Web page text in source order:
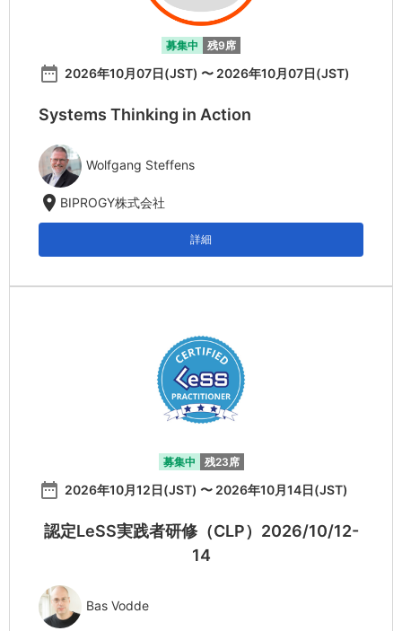
募集中 残9席
date_range 2026年10月07日(JST) 〜 2026年10月07日(JST)
Systems Thinking in Action
Wolfgang Steffens
location_on BIPROGY株式会社
詳細
募集中 残23席
date_range 2026年10月12日(JST) 〜 2026年10月14日(JST)
認定LeSS実践者研修（CLP）2026/10/12-
14
Bas Vodde